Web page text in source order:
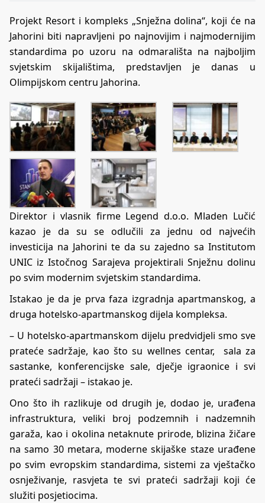
Projekt Resort i kompleks „Snježna dolina“, koji će na
Jahorini biti napravljeni po najnovijim i najmodernijim
standardima po uzoru na odmarališta na najboljim
svjetskim skijalištima, predstavljen je danas u
Olimpijskom centru Jahorina.
Direktor i vlasnik firme Legend d.o.o. Mladen Lučić
kazao je da su se odlučili za jednu od najvećih
investicija na Jahorini te da su zajedno sa Institutom
UNIC iz Istočnog Sarajeva projektirali Snježnu dolinu
po svim modernim svjetskim standardima.
Istakao je da je prva faza izgradnja apartmanskog, a
druga hotelsko-apartmanskog dijela kompleksa.
– U hotelsko-apartmanskom dijelu predvidjeli smo sve
prateće sadržaje, kao što su wellnes centar, sala za
sastanke, konferencijske sale, dječje igraonice i svi
prateći sadržaji – istakao je.
Ono što ih razlikuje od drugih je, dodao je, urađena
infrastruktura, veliki broj podzemnih i nadzemnih
garaža, kao i okolina netaknute prirode, blizina žičare
na samo 30 metara, moderne skijaške staze urađene
po svim evropskim standardima, sistemi za vještačko
osnježivanje, rasvjeta te svi prateći sadržaji koji će
služiti posjetiocima.